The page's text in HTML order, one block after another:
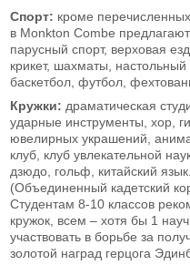
Спорт: кроме
в Monkton Combe
парусный спорт, верховая
крикет, шахматы,
баскетбол, футбол,
Кружки: драматическая
ударные инструменты, хор,
ювелирных украшений,
клуб, клуб увлекательной
дзюдо, гольф, китайский
(Объединенный кадетский
Студентам 8-10 классов
кружок, всем – хотя бы 1
участвовать в борьбе за
золотой наград герцога